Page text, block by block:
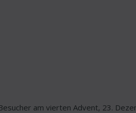
am vierten Advent, 23.